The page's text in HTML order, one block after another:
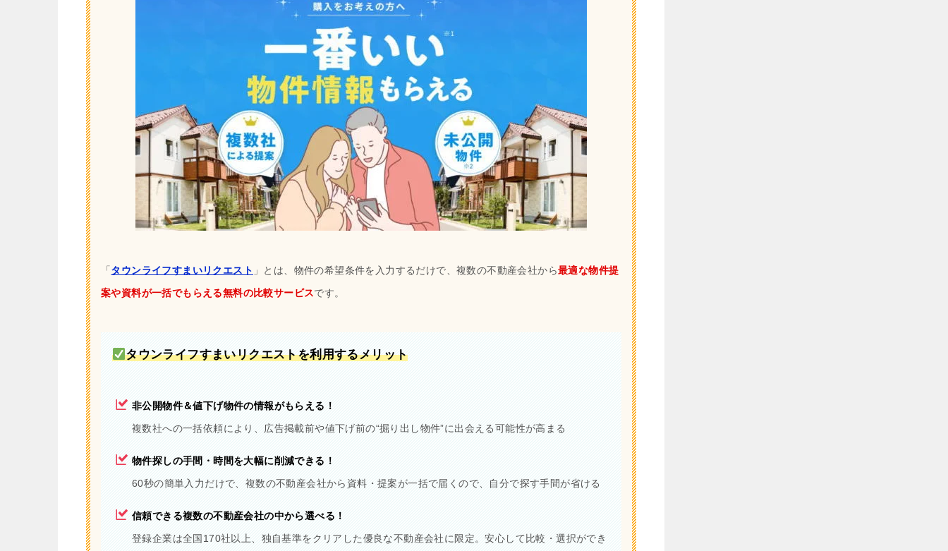
「 タウンライフすまいリクエスト 」とは、物件の希望条件を入力するだけで、複数の不動産会社から最適な物件提
案や資料が一括でもらえる無料の比較サービスです。
タウンライフすまいリクエストを利用するメリット
非公開物件＆値下げ物件の情報がもらえる！
複数社への一括依頼により、広告掲載前や値下げ前の“掘り出し物件”に出会える可能性が高まる
物件探しの手間・時間を大幅に削減できる！
60秒の簡単入力だけで、複数の不動産会社から資料・提案が一括で届くので、自分で探す手間が省ける
信頼できる複数の不動産会社の中から選べる！
登録企業は全国170社以上、独自基準をクリアした優良な不動産会社に限定。安心して比較・選択ができ